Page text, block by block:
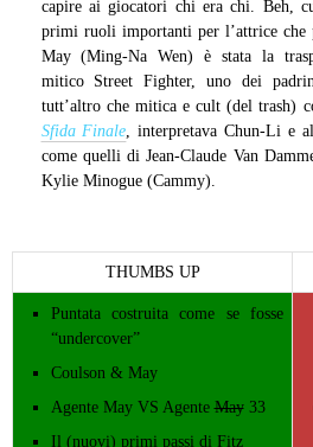
capire ai giocatori chi era chi. Beh,
primi ruoli importanti per l’attrice che
May (Ming-Na Wen) è stata la
mitico Street Fighter, uno dei
tutt’altro che mitica e cult (del trash)
Sfida Finale, interpretava Chun-Li e
come quelli di Jean-Claude Van
Kylie Minogue (Cammy).
THUMBS UP
Puntata costruita come se fosse
“undercover”
Coulson & May
Agente May VS AgenteMay33
Il (nuovi) primi passi di Fitz